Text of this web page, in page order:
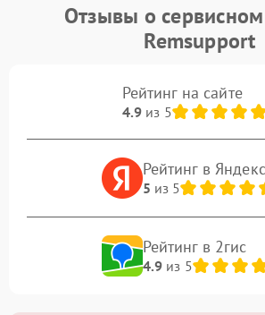
Отзывы о
Remsupport
Рейтинг на сайте
4.9из 5
Рейтинг в
5 из 5
Рейтинг в 2гис
4.9из 5